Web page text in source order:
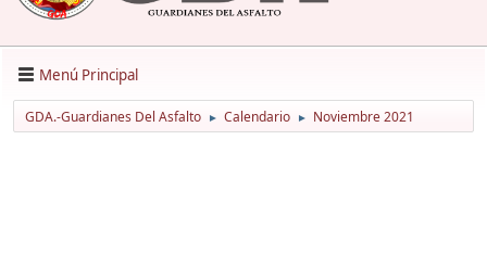
Menú Principal
GDA.-Guardianes Del Asfalto ► Calendario ► Noviembre 2021